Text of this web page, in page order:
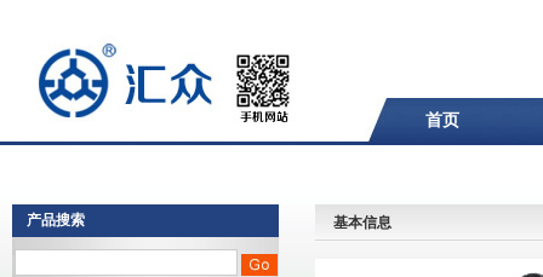
首页
产品搜索 基本信息